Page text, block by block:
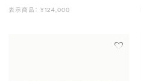
表示商品： ¥124,000